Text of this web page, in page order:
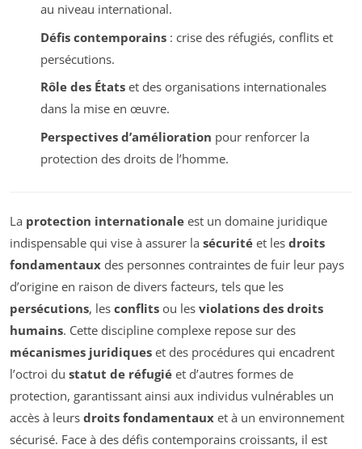
au niveau international.
Défis contemporains: crise des réfugiés, conflits et
persécutions.
Rôle des Étatset des organisations internationales
dans la mise en œuvre.
Perspectives d’amélioration pour renforcer la
protection des droits de l’homme.
La protection internationale est un domaine juridique
indispensable qui vise à assurer la sécurité et les droits
fondamentaux des personnes contraintes de fuir leur pays
d’origine en raison de divers facteurs, tels que les
persécutions, les conflits ou les violations des droits
humains. Cette discipline complexe repose sur des
mécanismes juridiques et des procédures qui encadrent
l’octroi du statut de réfugié et d’autres formes de
protection, garantissant ainsi aux individus vulnérables un
accès à leurs droits fondamentaux et à un environnement
sécurisé. Face à des défis contemporains croissants, il est